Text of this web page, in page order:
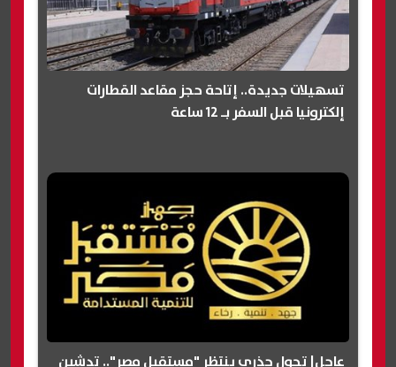
تسهيلات جديدة.. إتاحة حجز مقاعد القطارات
إلكترونيا قبل السفر بـ 12 ساعة
عاجل| تحول جذري ينتظر "مستقبل مصر".. تدشين